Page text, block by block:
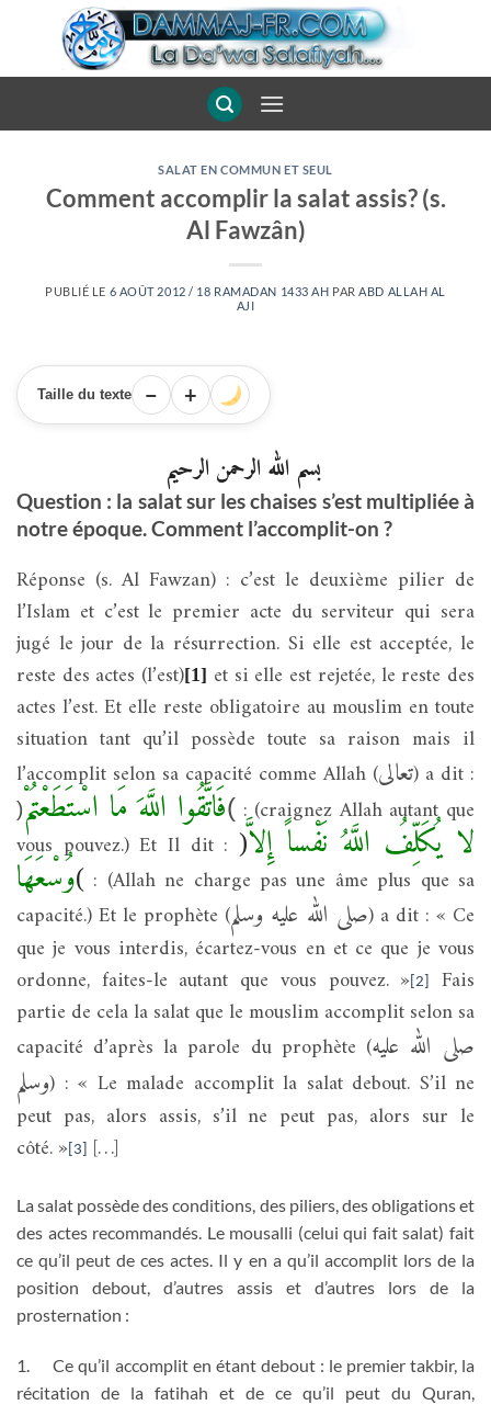
SALAT EN COMMUN ET SEUL
Comment accomplir la salat assis? (s.
Al Fawzân)
PUBLIÉ LE 6 AOÛT 2012 / 18 RAMADAN 1433 AH PAR ABD ALLAH AL
AJI
Taille du texte − +
بسم الله الرحمن الرحيم
Question : la salat sur les chaises s’est multipliée à
notre époque. Comment l’accomplit-on ?
Réponse (s. Al Fawzan) : c’est le deuxième pilier de
l’Islam et c’est le premier acte du serviteur qui sera
jugé le jour de la résurrection. Si elle est acceptée, le
reste des actes (l’est)[1] et si elle est rejetée, le reste des
actes l’est. Et elle reste obligatoire au mouslim en toute
situation tant qu’il possède toute sa raison mais il
l’accomplit selon sa capacité comme Allah (تعالى) a dit :
(فَاتَّقُوا اللَّهَ مَا اسْتَطَعْتُمْ): (craignez Allah autant que
vous pouvez.) Et Il dit :(لا يُكَلِّفُ اللَّهُ نَفْساً إِلاَّ
وُسْعَهَا) : (Allah ne charge pas une âme plus que sa
capacité.) Et le prophète (صلى الله عليه وسلم) a dit : « Ce
que je vous interdis, écartez-vous en et ce que je vous
ordonne, faites-le autant que vous pouvez. » [2]
Fais
partie de cela la salat que le mouslim accomplit selon sa
capacité d’après la parole du prophète (صلى الله عليه
وسلم) : « Le malade accomplit la salat debout. S’il ne
peut pas, alors assis, s’il ne peut pas, alors sur le
côté. » [3] […]
La salat possède des conditions, des piliers, des obligations et
des actes recommandés. Le mousalli (celui qui fait salat) fait
ce qu’il peut de ces actes. Il y en a qu’il accomplit lors de la
position debout, d’autres assis et d’autres lors de la
prosternation :
1.
Ce qu’il accomplit en étant debout : le premier takbir, la
récitation de la fatihah et de ce qu’il peut du Quran,